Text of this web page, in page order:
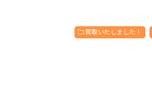
買取いたしました！